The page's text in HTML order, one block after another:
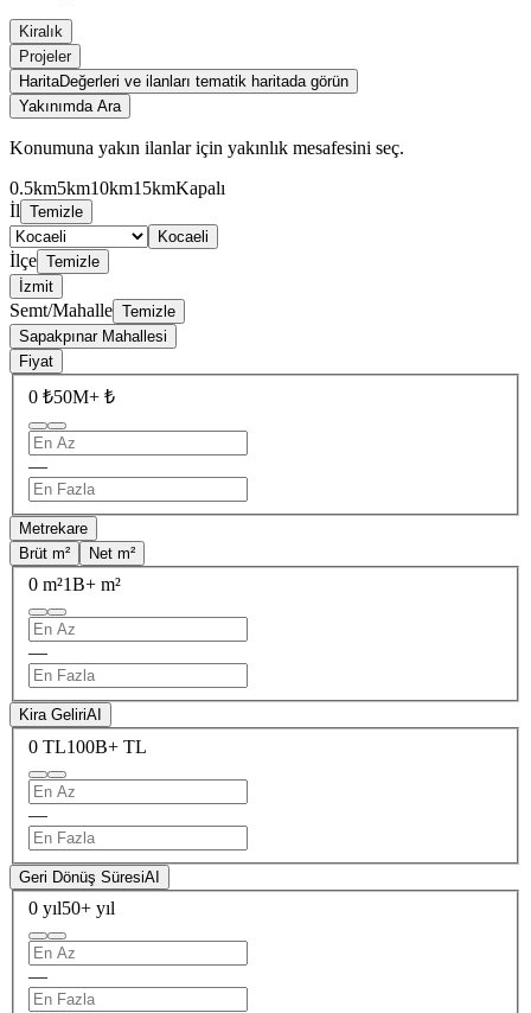
Kiralık
Projeler
HaritaDeğerleri ve ilanları tematik haritada görün
Yakınımda Ara
Konumuna yakın ilanlar için yakınlık mesafesini seç.
0.5km5km10km15kmKapalı
İl Temizle
Kocaeli
İlçe Temizle
İzmit
Semt/Mahalle Temizle
Sapakpınar Mahallesi
Fiyat
0 ₺50M+ ₺
—
Metrekare
Brüt m²
Net m²
0 m²1B+ m²
—
Kira GeliriAI
0 TL100B+ TL
—
Geri Dönüş SüresiAI
0 yıl50+ yıl
—